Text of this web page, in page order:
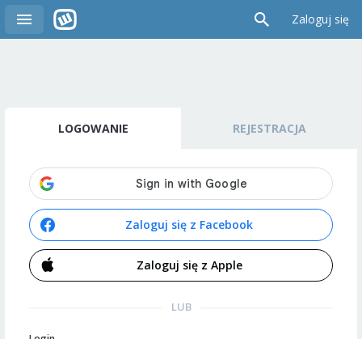
Zaloguj się
LOGOWANIE REJESTRACJA
Zaloguj się z Facebook
Zaloguj się z Apple
LUB